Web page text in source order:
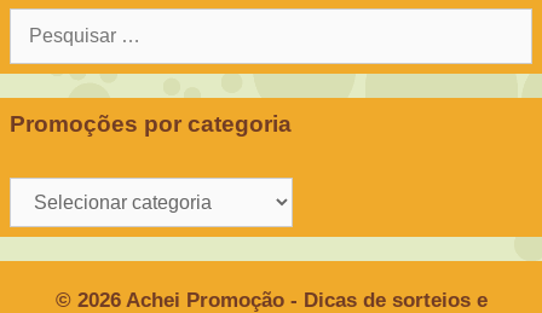
Pesquisar
Promoções por categoria
Promoções
por
© 2026 Achei Promoção - Dicas de sorteios e